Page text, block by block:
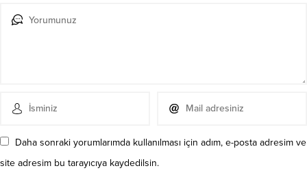
Daha sonraki yorumlarımda kullanılması için adım, e-posta adresim ve
site adresim bu tarayıcıya kaydedilsin.